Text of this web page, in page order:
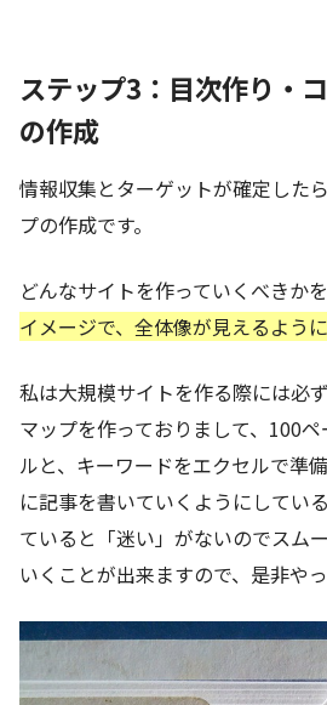
ステップ3：目次作り・
の作成
情報収集とターゲットが確定した
プの作成です。
どんなサイトを作っていくべきかを
イメージで、全体像が見えるように
私は大規模サイトを作る際には必
マップを作っておりまして、100
ルと、キーワードをエクセルで準
に記事を書いていくようにしてい
ていると「迷い」がないのでスム
いくことが出来ますので、是非や